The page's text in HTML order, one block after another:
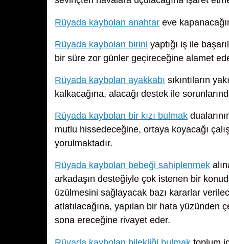
Rüyada kaybolan anahtar eve
Rüyada kaybolan birini yaptığı iş ile
bir süre zor günler geçireceğine alamet
Rüyada kaybolan ayakkabı sıkıntıların
kalkacağına, alacağı destek ile
Rüyada kaybolan bir kızı bulmak
mutlu hissedeceğine, ortaya koyacağı
yorulmaktadır.
Rüyada kaybolan bebeği sahiplenmek
arkadaşın desteğiyle çok istenen bir
üzülmesini sağlayacak bazı kararlar
atlatılacağına, yapılan bir hata yüzünden
sona ereceğine rivayet eder.